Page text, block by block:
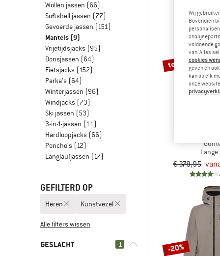
Wollen jassen (66)
Softshell jassen (77)
Gevoerde jassen (151)
Mantels (9)
Vrijetijdsjacks (95)
Donsjassen (64)
Fietsjacks (152)
Parka's (64)
Winterjassen (96)
Windjacks (73)
Ski jassen (53)
3-in-1-jassen (11)
Hardloopjacks (66)
Poncho's (12)
Langlaufjassen (17)
GEFILTERD OP
Heren Kunstvezel
Alle filters wissen
GESLACHT 1
tot -22%
Lange
€ 378,95
-20%
Wij
Bovendien
voldoende
van ‘Alles
cookies
geven en
kan op elk
onze